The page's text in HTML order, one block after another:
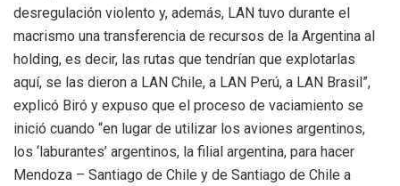
desregulación violento y, además, LAN tuvo durante el
macrismo una transferencia de recursos de la Argentina al
holding, es decir, las rutas que tendrían que explotarlas
aquí, se las dieron a LAN Chile, a LAN Perú, a LAN Brasil”,
explicó Biró y expuso que el proceso de vaciamiento se
inició cuando “en lugar de utilizar los aviones argentinos,
los ‘laburantes’ argentinos, la filial argentina, para hacer
Mendoza – Santiago de Chile y de Santiago de Chile a